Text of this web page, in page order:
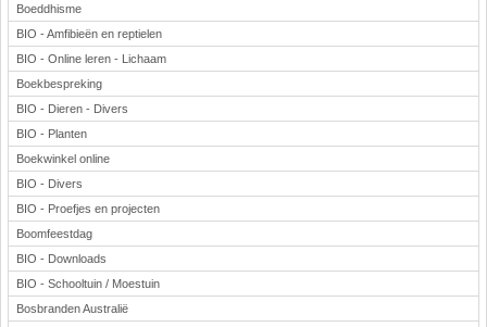
Boeddhisme
BIO - Amfibieën en reptielen
BIO - Online leren - Lichaam
Boekbespreking
BIO - Dieren - Divers
BIO - Planten
Boekwinkel online
BIO - Divers
BIO - Proefjes en projecten
Boomfeestdag
BIO - Downloads
BIO - Schooltuin / Moestuin
Bosbranden Australië